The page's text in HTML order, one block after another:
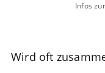
Infos
Wird oft